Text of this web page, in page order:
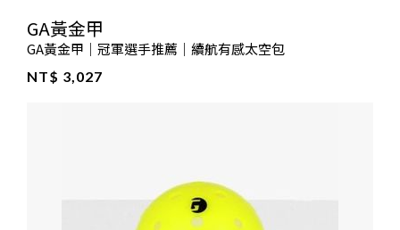
GA黃金甲
GA黃金甲｜冠軍選手推薦｜續航有感太空包
NT$ 3,027